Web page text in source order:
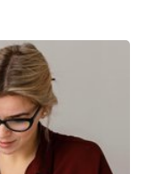
и
Так и
в платформу